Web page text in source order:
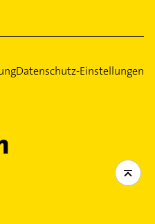
Datenschutz-Einstellungen